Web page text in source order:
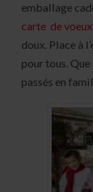
emballage
carte de voeux
doux. Place à
pour tous.
passés en